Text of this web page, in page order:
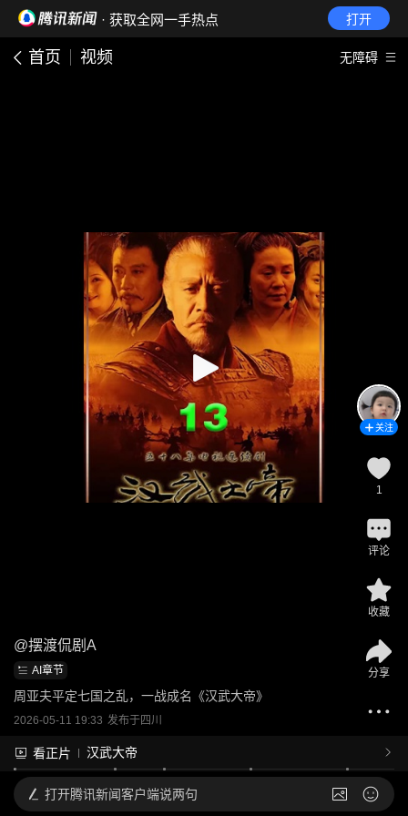
· 获取全网一手热点 打开
首页 视频 无障碍
@摆渡侃剧A
AI章节
周亚夫平定七国之乱，一战成名《汉武大帝》
2026-05-11 19:33 发布于四川
看正片 汉武大帝
关注
1
评论
收藏
分享
打开腾讯新闻客户端说两句